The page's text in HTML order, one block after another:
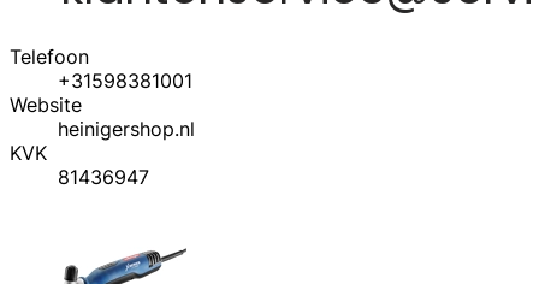
Telefoon
+31598381001
Website
heinigershop.nl
KVK
81436947